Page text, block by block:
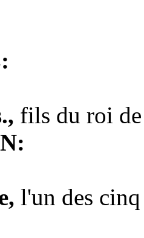
fils du roi
l'un des